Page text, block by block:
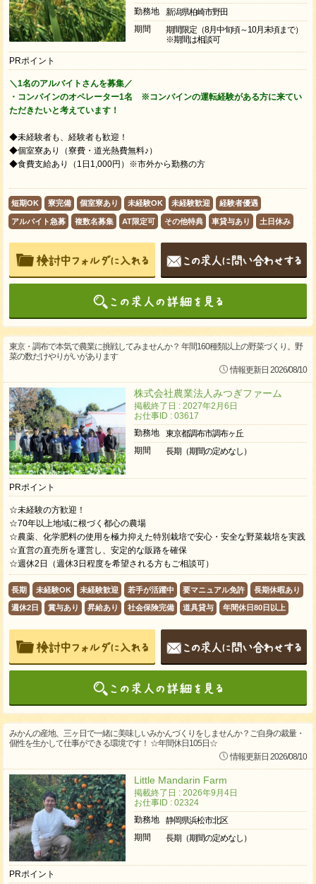
勤務地
新潟県柏崎市野田
期間
期間限定（8月中旬頃～10月末頃まで）
※期間は相談可
PRポイント
＼1名のアルバイトさんを募集／
・コンバインのオペレーター1名 ※コンバインの運転経験がある方に来てい
ただきたいと考えています！
◆未経験者も、経験者も歓迎！
◆個室寮あり（寮費・道光熱費無料♪）
◆食費支給あり（1日1,000円）※市外から勤務の方
短期OK 寮完備 個室寮あり 未経験OK 未経験歓迎 経験者優遇
アルバイト急募 複数名募集 AT限定可 その他特典 車貸与あり 土日休み
東京・調布で本気で農業に挑戦してみませんか？ 年間160種類以上の野菜づくり。野
菜の数だけやりがいがあります
情報更新日 2026/08/10
株式会社農業法人みつぎファーム
掲載終了日 : 2027年2月6日
お仕事ID : 03617
勤務地
東京都調布市調布ヶ丘
期間
長期（期間の定めなし）
PRポイント
☆未経験の方歓迎！
☆70年以上地域に根づく都心の農場
☆農薬、化学肥料の使用を極力抑えた特別栽培で安心・安全な野菜栽培を実践
☆直営の直売所を運営し、安定的な販路を確保
☆週休2日（週休3日程度を希望される方もご相談可）
長期 未経験OK 未経験歓迎 若手が活躍中 要マニュアル免許 長期休暇あり
週休2日 賞与あり 昇給あり 社会保険完備 道具貸与 年間休日80日以上
みかんの産地、三ヶ日で一緒に美味しいみかんづくりをしませんか？ご自身の裁量・
個性を生かして仕事ができる環境です！ ☆年間休日105日☆
情報更新日 2026/08/10
Little Mandarin Farm
掲載終了日 : 2026年9月4日
お仕事ID : 02324
勤務地
静岡県浜松市北区
期間
長期（期間の定めなし）
PRポイント